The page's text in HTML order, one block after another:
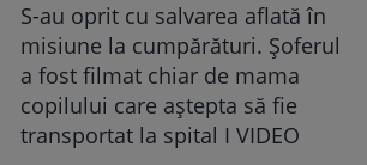
S-au oprit cu salvarea aflată în
misiune la cumpărături. Șoferul
a fost filmat chiar de mama
copilului care aștepta să fie
transportat la spital I VIDEO